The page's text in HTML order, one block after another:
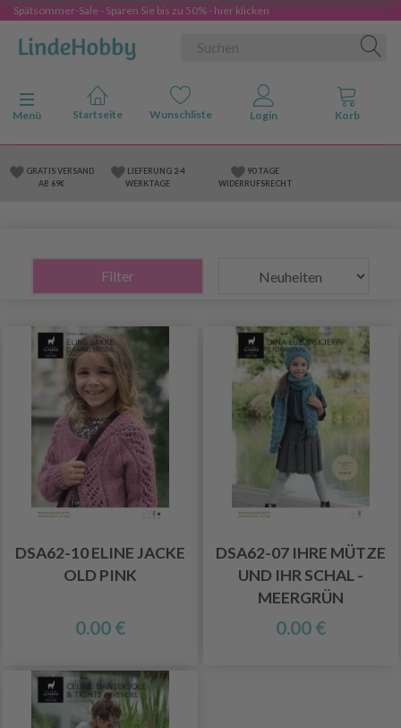
Spätsommer-Sale - Sparen Sie bis zu 50% - hier klicken
Anzeige ändern
Menü
GRATIS VERSAND
AB 69€
LIEFERUNG 2-4
WERKTAGE
90 TAGE
WIDERRUFSRECHT
Filter
DSA62-10 ELINE JACKE
OLD PINK
0.00 €
DSA62-07 IHRE MÜTZE
UND IHR SCHAL -
MEERGRÜN
0.00 €